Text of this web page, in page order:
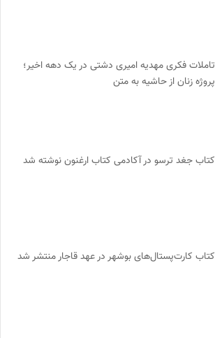
تاملات فکری مهدیه امیری دشتی در یک دهه اخیر؛
پروژه زنان از حاشیه به متن
کتاب جغد ترسو در آکادمی کتاب ارغنون نوشته شد
کتاب کارت‌پستال‌های بوشهر در عهد قاجار منتشر شد